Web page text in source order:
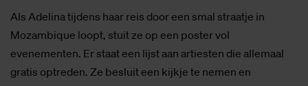
Als Adelina tijdens haar reis door een smal straatje in
Mozambique loopt, stuit ze op een poster vol
evenementen. Er staat een lijst aan artiesten die allemaal
gratis optreden. Ze besluit een kijkje te nemen en